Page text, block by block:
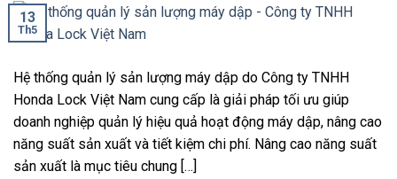
13
Th5
Hệ thống quản lý sản lượng máy dập do Công ty TNHH
Honda Lock Việt Nam cung cấp là giải pháp tối ưu giúp
doanh nghiệp quản lý hiệu quả hoạt động máy dập, nâng cao
năng suất sản xuất và tiết kiệm chi phí. Nâng cao năng suất
sản xuất là mục tiêu chung […]